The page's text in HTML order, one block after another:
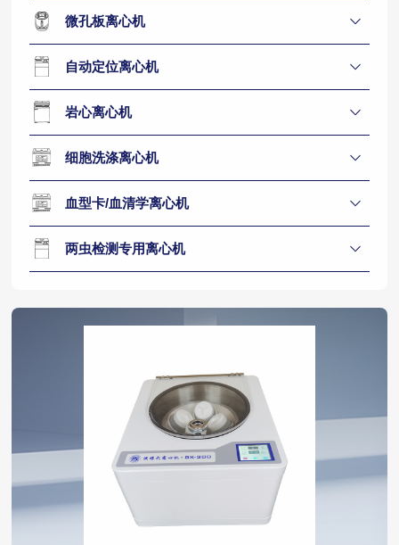
微孔板离心机
自动定位离心机
岩心离心机
细胞洗涤离心机
血型卡/血清学离心机
两虫检测专用离心机